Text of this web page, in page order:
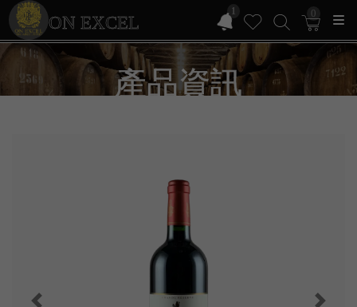
ON EXCEL
1 0
產品資訊